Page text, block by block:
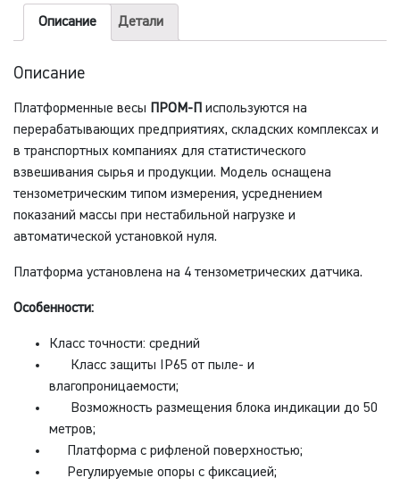
1,5
м)
Описание Детали
Описание
Платформенные весы ПРОМ-П используются на
перерабатывающих предприятиях, складских комплексах и
в транспортных компаниях для статистического
взвешивания сырья и продукции. Модель оснащена
тензометрическим типом измерения, усреднением
показаний массы при нестабильной нагрузке и
автоматической установкой нуля.
Платформа установлена на 4 тензометрических датчика.
Особенности:
Класс точности: средний
Класс защиты IP65 от пыле- и
влагопроницаемости;
Возможность размещения блока индикации до 50
метров;
Платформа с рифленой поверхностью;
Регулируемые опоры с фиксацией;